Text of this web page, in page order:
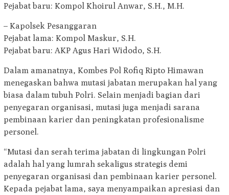
Pejabat baru: Kompol Khoirul Anwar, S.H., M.H.
– Kapolsek Pesanggaran
Pejabat lama: Kompol Maskur, S.H.
Pejabat baru: AKP Agus Hari Widodo, S.H.
Dalam amanatnya, Kombes Pol Rofiq Ripto Himawan
menegaskan bahwa mutasi jabatan merupakan hal yang
biasa dalam tubuh Polri. Selain menjadi bagian dari
penyegaran organisasi, mutasi juga menjadi sarana
pembinaan karier dan peningkatan profesionalisme
personel.
“Mutasi dan serah terima jabatan di lingkungan Polri
adalah hal yang lumrah sekaligus strategis demi
penyegaran organisasi dan pembinaan karier personel.
Kepada pejabat lama, saya menyampaikan apresiasi dan